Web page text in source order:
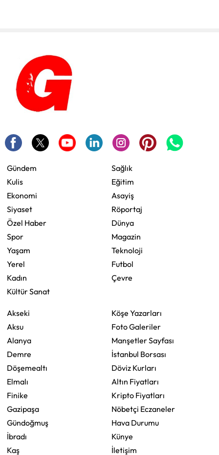
Gündem
Kulis
Ekonomi
Siyaset
Özel Haber
Spor
Yaşam
Yerel
Kadın
Kültür Sanat
Sağlık
Eğitim
Asayiş
Röportaj
Dünya
Magazin
Teknoloji
Futbol
Çevre
Akseki
Aksu
Alanya
Demre
Döşemealtı
Elmalı
Finike
Gazipaşa
Gündoğmuş
İbradı
Kaş
Köşe Yazarları
Foto Galeriler
Manşetler Sayfası
İstanbul Borsası
Döviz Kurları
Altın Fiyatları
Kripto Fiyatları
Nöbetçi Eczaneler
Hava Durumu
Künye
İletişim